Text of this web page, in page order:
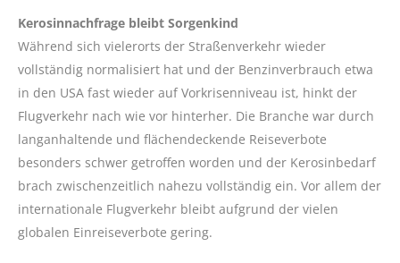
Kerosinnachfrage bleibt Sorgenkind
Während sich vielerorts der Straßenverkehr wieder
vollständig normalisiert hat und der Benzinverbrauch etwa
in den USA fast wieder auf Vorkrisenniveau ist, hinkt der
Flugverkehr nach wie vor hinterher. Die Branche war durch
langanhaltende und flächendeckende Reiseverbote
besonders schwer getroffen worden und der Kerosinbedarf
brach zwischenzeitlich nahezu vollständig ein. Vor allem der
internationale Flugverkehr bleibt aufgrund der vielen
globalen Einreiseverbote gering.